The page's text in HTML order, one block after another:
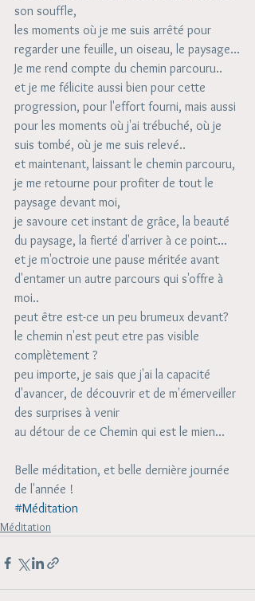
son souffle,
les moments où je me suis arrêté pour
regarder une feuille, un oiseau, le paysage...
Je me rend compte du chemin parcouru..
et je me félicite aussi bien pour cette
progression, pour l'effort fourni, mais aussi
pour les moments où j'ai trébuché, où je
suis tombé, où je me suis relevé..
et maintenant, laissant le chemin parcouru,
je me retourne pour profiter de tout le
paysage devant moi,
je savoure cet instant de grâce, la beauté
du paysage, la fierté d'arriver à ce point...
et je m'octroie une pause méritée avant
d'entamer un autre parcours qui s'offre à
moi..
peut être est-ce un peu brumeux devant?
le chemin n'est peut etre pas visible
complètement ?
peu importe, je sais que j'ai la capacité
d'avancer, de découvrir et de m'émerveiller
des surprises à venir
au détour de ce Chemin qui est le mien...
Belle méditation, et belle dernière journée
de l'année !
#Méditation
Méditation